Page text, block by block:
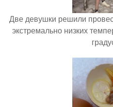
Две девушки решили
экстремально низких